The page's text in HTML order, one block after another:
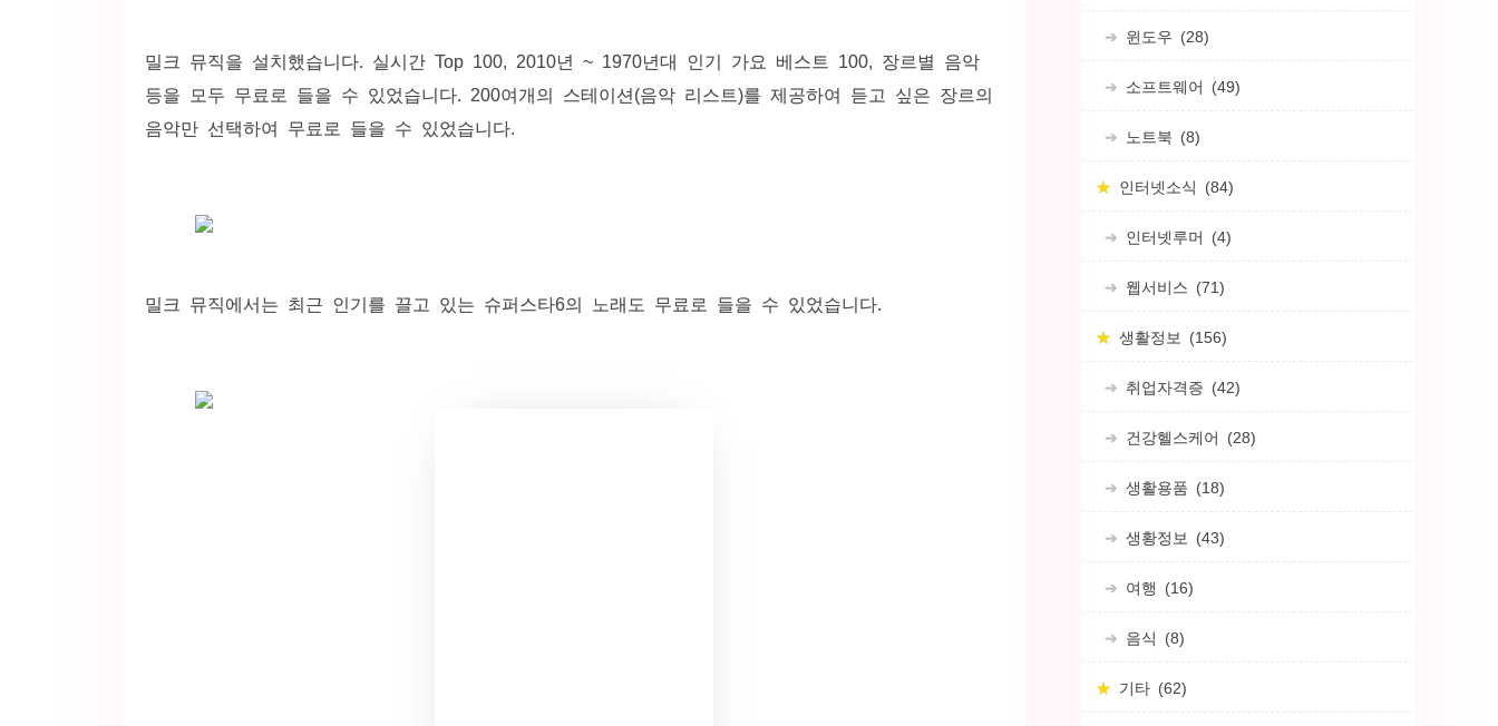
밀크 뮤직을 설치했습니다. 실시간 Top 100, 2010년 ~ 1970년대 인기 가요 베스트 100, 장르별 음악
등을 모두 무료로 들을 수 있었습니다. 200여개의 스테이션(음악 리스트)를 제공하여 듣고 싶은 장르의
음악만 선택하여 무료로 들을 수 있었습니다.
밀크 뮤직에서는 최근 인기를 끌고 있는 슈퍼스타6의 노래도 무료로 들을 수 있었습니다.
윈도우 (28)
소프트웨어 (49)
노트북 (8)
인터넷소식 (84)
인터넷루머 (4)
웹서비스 (71)
생활정보 (156)
취업자격증 (42)
건강헬스케어 (28)
생활용품 (18)
생황정보 (43)
여행 (16)
음식 (8)
기타 (62)